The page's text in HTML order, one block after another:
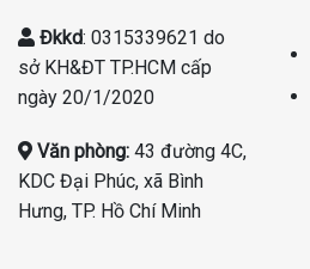
Đkkd: 0315339621 do
sở KH&ĐT TP.HCM cấp
ngày 20/1/2020
Văn phòng: 43 đường 4C,
KDC Đại Phúc, xã Bình
Hưng, TP. Hồ Chí Minh